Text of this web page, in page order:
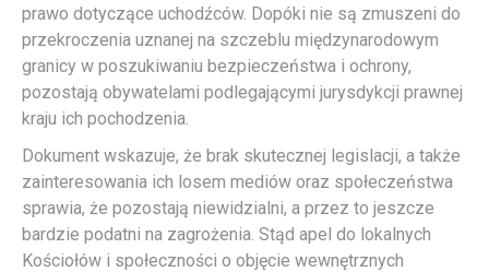
prawo dotyczące uchodźców. Dopóki nie są zmuszeni do
przekroczenia uznanej na szczeblu międzynarodowym
granicy w poszukiwaniu bezpieczeństwa i ochrony,
pozostają obywatelami podlegającymi jurysdykcji prawnej
kraju ich pochodzenia.
Dokument wskazuje, że brak skutecznej legislacji, a także
zainteresowania ich losem mediów oraz społeczeństwa
sprawia, że pozostają niewidzialni, a przez to jeszcze
bardzie podatni na zagrożenia. Stąd apel do lokalnych
Kościołów i społeczności o objęcie wewnętrznych